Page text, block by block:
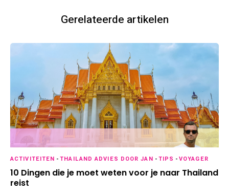
Gerelateerde artikelen
ACTIVITEITEN -THAILAND ADVIES DOOR JAN -TIPS -VOYAGER
10 Dingen die je moet weten voor je naar Thailand
reist